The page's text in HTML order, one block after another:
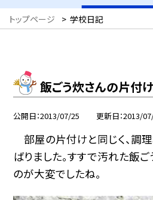
トップページ > 学校日記
飯ごう炊さんの片付け
公開日 2013/07/25 更新日 2013/
部屋の片付けと同じく、調
ばりました。すすで汚れた飯
のが大変でしたね。